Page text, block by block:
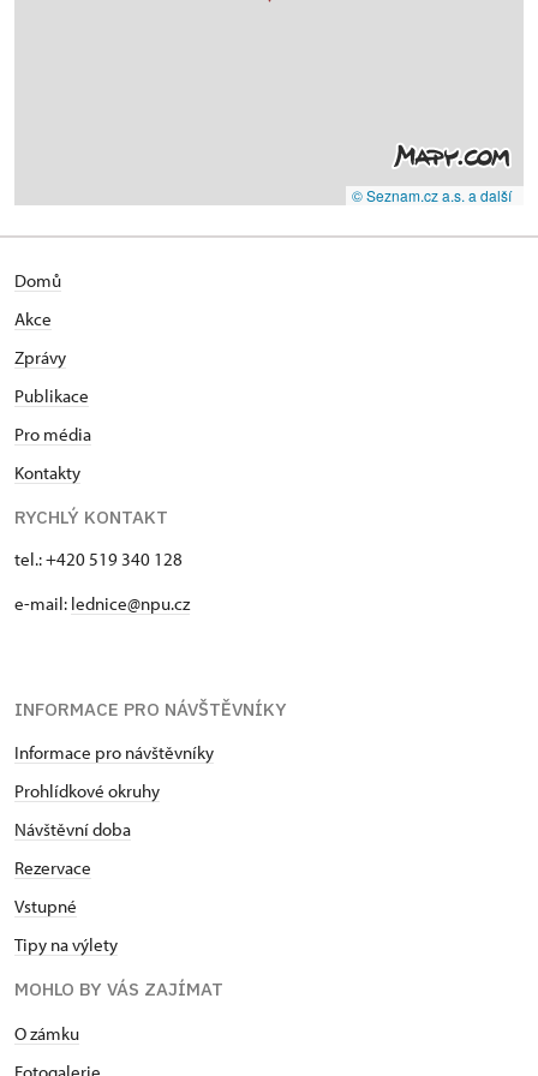
© Seznam.cz a.s. a další
Domů
Akce
Zprávy
Publikace
Pro média
Kontakty
RYCHLÝ KONTAKT
tel.: +420 519 340 128
e-mail: lednice@npu.cz
INFORMACE PRO NÁVŠTĚVNÍKY
Informace pro návštěvníky
Prohlídkové okruhy
Návštěvní doba
Rezervace
Vstupné
Tipy na výlety
MOHLO BY VÁS ZAJÍMAT
O zámku